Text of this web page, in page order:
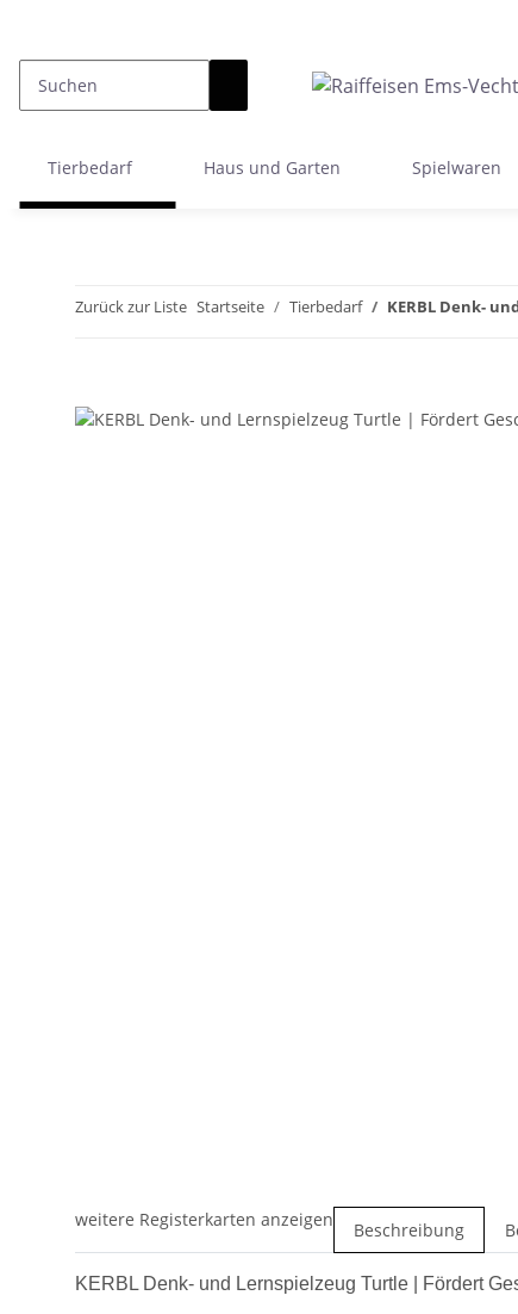
Tierbedarf Haus und Garten Spielwaren
Zurück zur Liste Startseite Tierbedarf KERBL Denk-
weitere Registerkarten anzeigen Beschreibung
KERBL Denk- und Lernspielzeug Turtle | Fördert